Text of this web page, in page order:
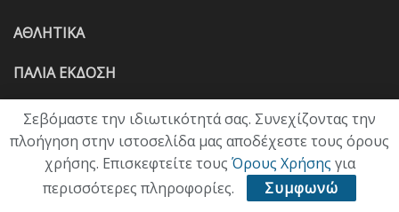
ΑΘΛΗΤΙΚΑ
ΠΑΛΙΑ ΕΚΔΟΣΗ
Σεβόμαστε την ιδιωτικότητά σας. Συνεχίζοντας την
πλοήγηση στην ιστοσελίδα μας αποδέχεστε τους όρους
χρήσης. Επισκεφτείτε τους Όρους Χρήσης για
περισσότερες πληροφορίες.
Συμφωνώ